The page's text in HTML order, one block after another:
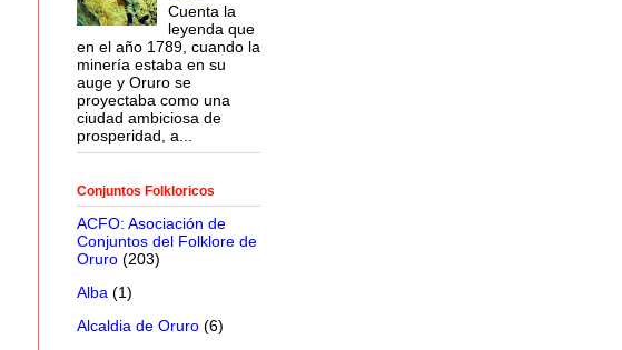
Cuenta la
leyenda que
en el año 1789, cuando la
minería estaba en su
auge y Oruro se
proyectaba como una
ciudad ambiciosa de
prosperidad, a...
Conjuntos Folkloricos
ACFO: Asociación de
Conjuntos del Folklore de
Oruro (203)
Alba (1)
Alcaldia de Oruro (6)